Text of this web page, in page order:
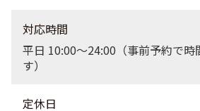
対応時間
平日 10:00〜24:00（事前予約で時
す）
定休日